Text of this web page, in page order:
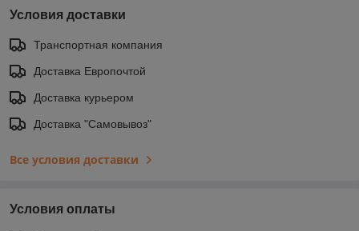
Условия доставки
Транспортная компания
Доставка Европочтой
Доставка курьером
Доставка "Самовывоз"
Все условия доставки
Условия оплаты